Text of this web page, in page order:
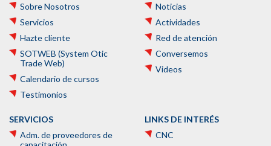
Sobre Nosotros
Servicios
Hazte cliente
SOTWEB (System Otic
Trade Web)
Calendario de cursos
Testimonios
Noticias
Actividades
Red de atención
Conversemos
Videos
SERVICIOS
Adm. de proveedores de
LINKS DE INTERÉS
CNC